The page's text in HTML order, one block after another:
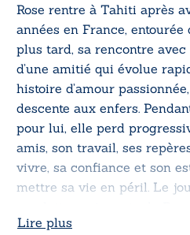
Rose rentre à Tahiti après
années en France,
plus tard, sa rencontre
d’une amitié qui évolue
histoire d’amour
descente aux enfers.
pour lui, elle perd
amis, son travail, ses
vivre, sa confiance et son
mettre sa vie en péril. Le
bouleversant de son
Lire plus